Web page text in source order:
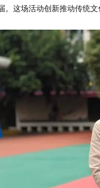
。这场活动创新推动传统